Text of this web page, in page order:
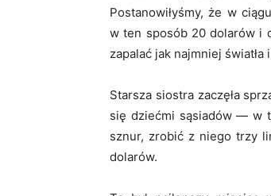
Postanowiłyśmy, że w
w ten sposób 20 dolarów i
zapalać jak najmniej światła
Starsza siostra zaczęła
się dziećmi sąsiadów — w
sznur, zrobić z niego trzy
dolarów.